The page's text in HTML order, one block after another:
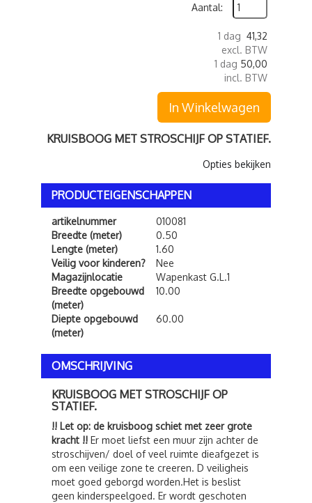
Aantal:
1 dag 41,32
excl. BTW
1 dag 50,00
incl. BTW
In Winkelwagen
KRUISBOOG MET STROSCHIJF OP STATIEF.
Opties bekijken
PRODUCTEIGENSCHAPPEN
artikelnummer
010081
Breedte (meter)
0.50
Lengte (meter)
1.60
Veilig voor kinderen?
Nee
Magazijnlocatie
Wapenkast G.L.1
Breedte opgebouwd
(meter)
10.00
Diepte opgebouwd
(meter)
60.00
OMSCHRIJVING
KRUISBOOG MET STROSCHIJF OP
STATIEF.
!! Let op: de kruisboog schiet met zeer grote
kracht !! Er moet liefst een muur zijn achter de
stroschijven/ doel of veel ruimte dieafgezet is
om een veilige zone te creeren. D veiligheis
moet goed geborgd worden.Het is beslist
geen kinderspeelgoed. Er wordt geschoten